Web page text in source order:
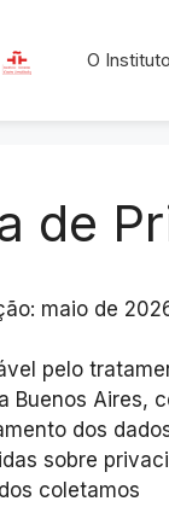
O Instituto
de
maio de
pelo
Buenos Aires,
dos
sobre
coletamos